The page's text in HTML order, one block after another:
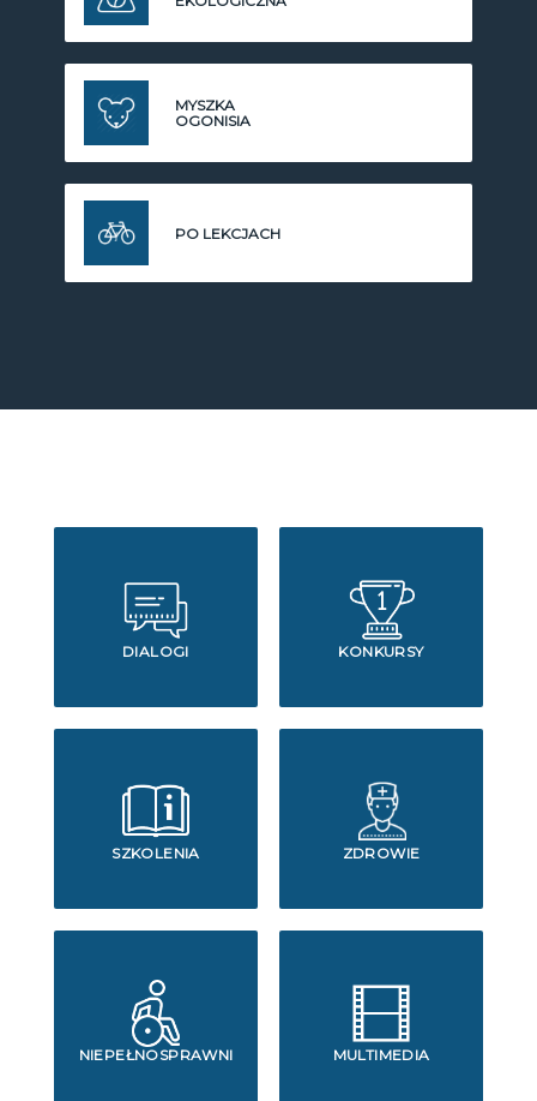
MYSZKA
OGONISIA
PO LEKCJACH
DIALOGI KONKURSY
SZKOLENIA ZDROWIE
NIEPEŁNOSPRAWNI MULTIMEDIA